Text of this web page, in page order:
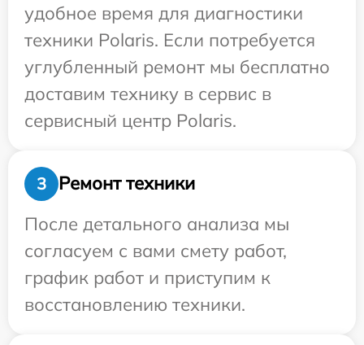
удобное время для диагностики
техники Polaris. Если потребуется
углубленный ремонт мы бесплатно
доставим технику в сервис в
сервисный центр Polaris.
3
Ремонт техники
После детального анализа мы
согласуем с вами смету работ,
график работ и приступим к
восстановлению техники.